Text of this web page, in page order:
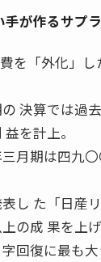
が作るサプ
を「外化」
決算では過
を計上。
月期は四九
し た「日産
の成 果を上げ
回復に最も